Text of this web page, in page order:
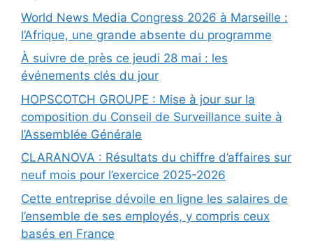
World News Media Congress 2026 à Marseille :
l’Afrique, une grande absente du programme
À suivre de près ce jeudi 28 mai : les
événements clés du jour
HOPSCOTCH GROUPE : Mise à jour sur la
composition du Conseil de Surveillance suite à
l’Assemblée Générale
CLARANOVA : Résultats du chiffre d’affaires sur
neuf mois pour l’exercice 2025-2026
Cette entreprise dévoile en ligne les salaires de
l’ensemble de ses employés, y compris ceux
basés en France